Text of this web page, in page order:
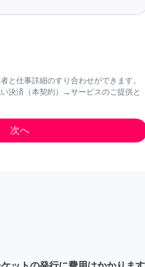
と仕事詳細のすり合わせができます。
決済（本契約）→サービスのご提供と